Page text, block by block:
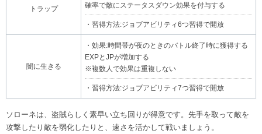
トラップ
確率で敵にステータスダウン効果を付与する
・習得方法:ジョブアビリティ6つ習得で開放
闇に生きる
・効果:時間帯が夜のときのバトル終了時に獲得する
EXPとJPが増加する
※複数人で効果は重複しない
・習得方法:ジョブアビリティ7つ習得で開放
ソローネは、盗賊らしく素早い立ち回りが得意です。先手を取って敵を
攻撃したり敵を弱化したりと、速さを活かして戦いましょう。